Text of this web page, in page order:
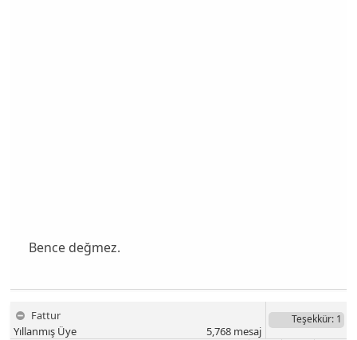
Bence değmez.
Fattur
Yıllanmış Üye
Teşekkür: 1
5,768mesaj